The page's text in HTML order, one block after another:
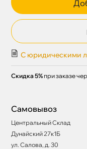
С юридическими
Скидка 5% при заказе
Самовывоз
Центральный Склад
Дунайский 27к1Б
ул. Салова, д. 30